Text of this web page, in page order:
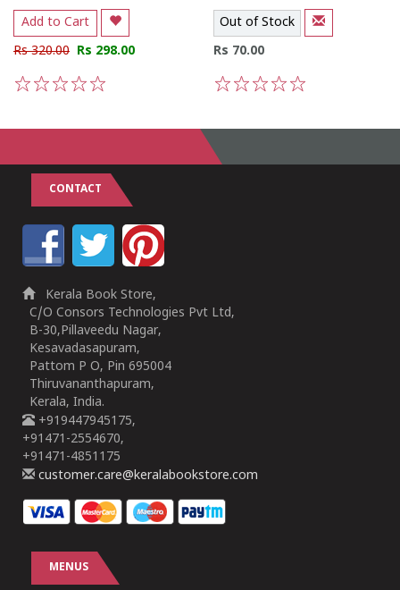
Add to Cart
Rs 320.00 Rs 298.00
Out of Stock
Rs 70.00
CONTACT
Kerala Book Store,
C/O Consors Technologies Pvt Ltd,
B-30,Pillaveedu Nagar,
Kesavadasapuram,
Pattom P O, Pin 695004
Thiruvananthapuram,
Kerala, India.
+919447945175,
+91471-2554670,
+91471-4851175
customer.care@keralabookstore.com
MENUS